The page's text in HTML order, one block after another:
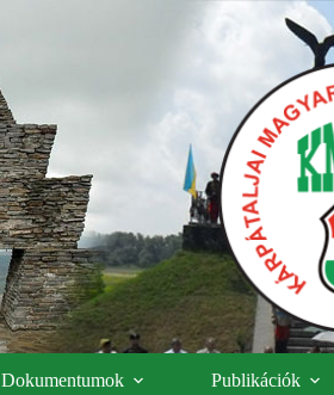
Dokumentumok Publikációk